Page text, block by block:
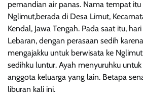
pemandian air panas. Nama tempat itu
Nglimut,berada di Desa Limut,
Kendal, Jawa Tengah. Pada saat itu,
Lebaran, dengan perasaan sedih
mengajakku untuk berwisata ke
sedihku luntur. Ayah menyuruhku
anggota keluarga yang lain. Betapa
liburan kali ini.